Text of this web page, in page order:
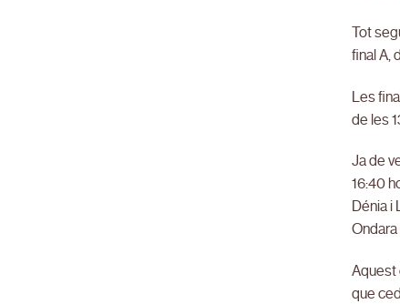
Tot
final A,
Les
de les
Ja de
16:40
Dénia i
Ondara
Aquest
que